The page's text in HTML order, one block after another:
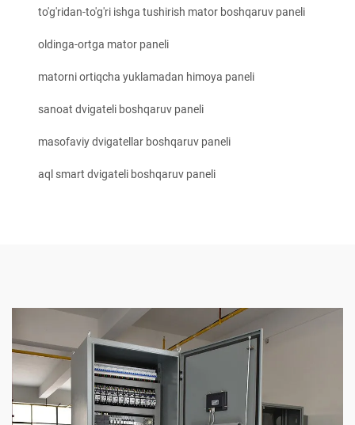
to'g'ridan-to'g'ri ishga tushirish mator boshqaruv paneli
oldinga-ortga mator paneli
matorni ortiqcha yuklamadan himoya paneli
sanoat dvigateli boshqaruv paneli
masofaviy dvigatellar boshqaruv paneli
aql smart dvigateli boshqaruv paneli